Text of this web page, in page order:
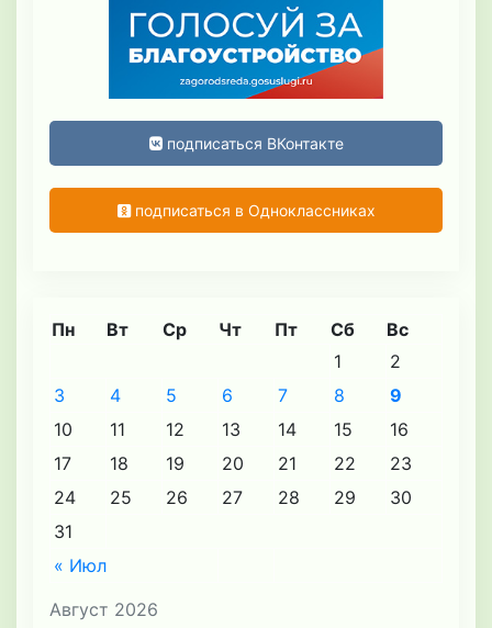
подписаться ВКонтакте
подписаться в Одноклассниках
Август 2026
Пн Вт Ср Чт Пт Сб Вс
« Июл
1
2
3
4 5 6 7 8
9
10
11 12 13 14 15
16
17
18 19 20 21 22
23
24
25 26 27 28 29
30
31